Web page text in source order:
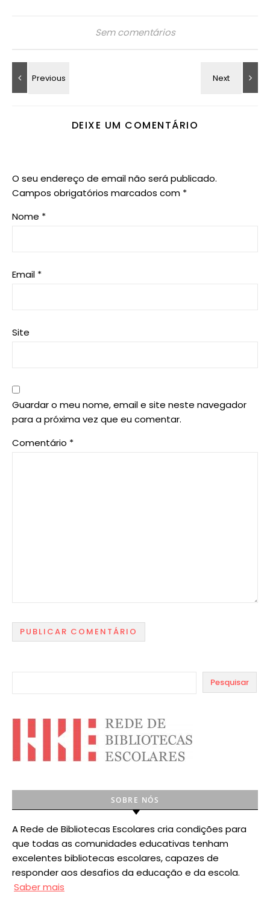
Sem comentários
DEIXE UM COMENTÁRIO
O seu endereço de email não será publicado.
Campos obrigatórios marcados com *
Nome *
Email *
Site
Guardar o meu nome, email e site neste navegador
para a próxima vez que eu comentar.
Comentário *
Pesquisar
SOBRE NÓS
A Rede de Bibliotecas Escolares cria condições para
que todas as comunidades educativas tenham
excelentes bibliotecas escolares, capazes de
responder aos desafios da educação e da escola.
Saber mais